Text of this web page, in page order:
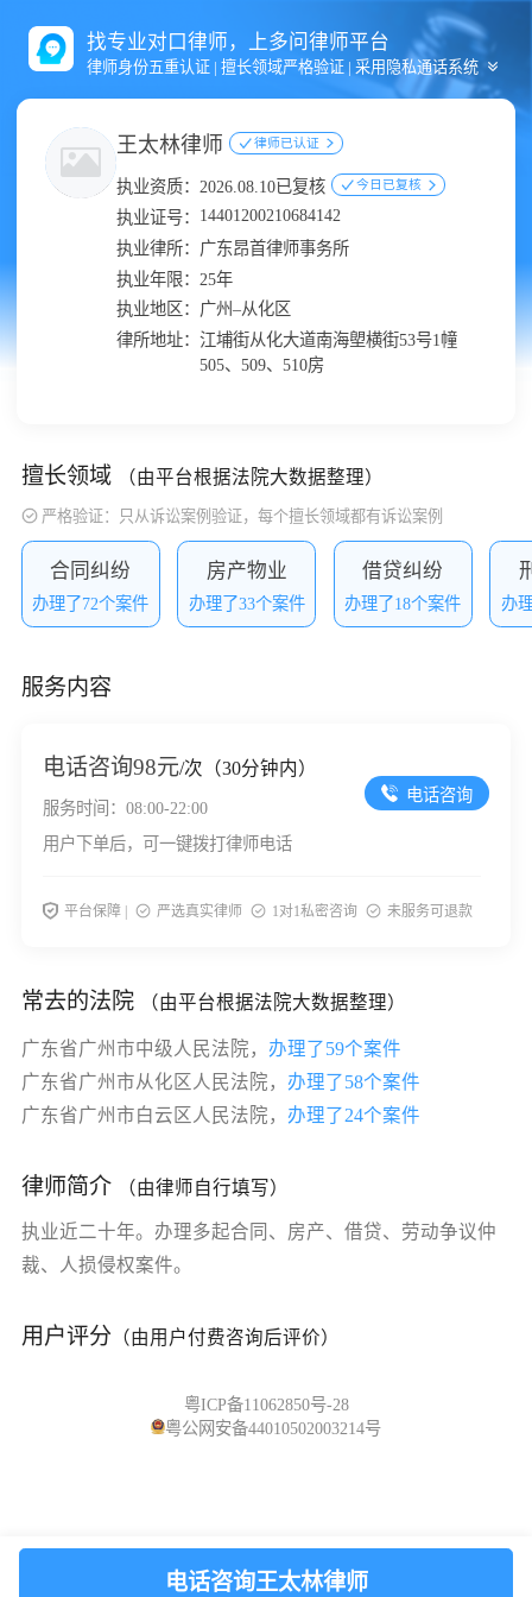
找专业对口律师，上多问律师平台
律师身份五重认证 | 擅长领域严格验证 | 采用隐私通话系统
王太林律师 律师已认证
执业资质： 2026.08.10已复核 今日已复核
执业证号： 14401200210684142
执业律所： 广东昂首律师事务所
执业年限： 25年
执业地区： 广州–从化区
律所地址： 江埔街从化大道南海塱横街53号1幢
505、509、510房
擅长领域 （由平台根据法院大数据整理）
严格验证：只从诉讼案例验证，每个擅长领域都有诉讼案例
合同纠纷
办理了72个案件
房产物业
办理了33个案件
借贷纠纷
办理了18个案件 办
服务内容
电话咨询98元/次（30分钟内）
服务时间：08:00-22:00
用户下单后，可一键拨打律师电话
平台保障 | 严选真实律师 1对1私密咨询 未服务可退款
电话咨询
常去的法院 （由平台根据法院大数据整理）
广东省广州市中级人民法院， 办理了59个案件
广东省广州市从化区人民法院， 办理了58个案件
广东省广州市白云区人民法院， 办理了24个案件
律师简介 （由律师自行填写）
执业近二十年。办理多起合同、房产、借贷、劳动争议仲
裁、人损侵权案件。
用户评分 （由用户付费咨询后评价）
粤ICP备11062850号-28
粤公网安备44010502003214号
电话咨询王太林律师